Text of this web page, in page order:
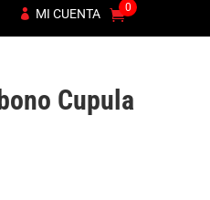
MI CUENTA 0
Cupula